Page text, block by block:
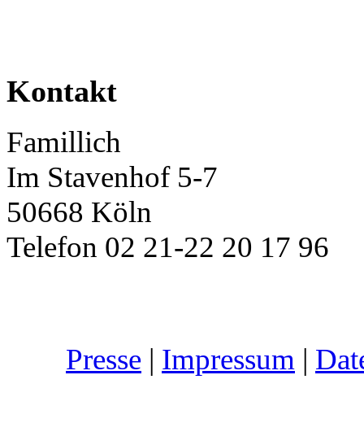
Kontakt
Famillich
Im Stavenhof 5-7
50668 Köln
Telefon 02 21-22 20 17 96
Presse | Impressum |